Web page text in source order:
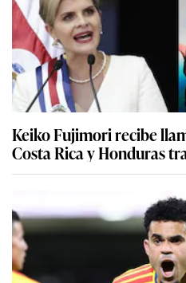
Keiko Fujimori recibe
Costa Rica y Honduras